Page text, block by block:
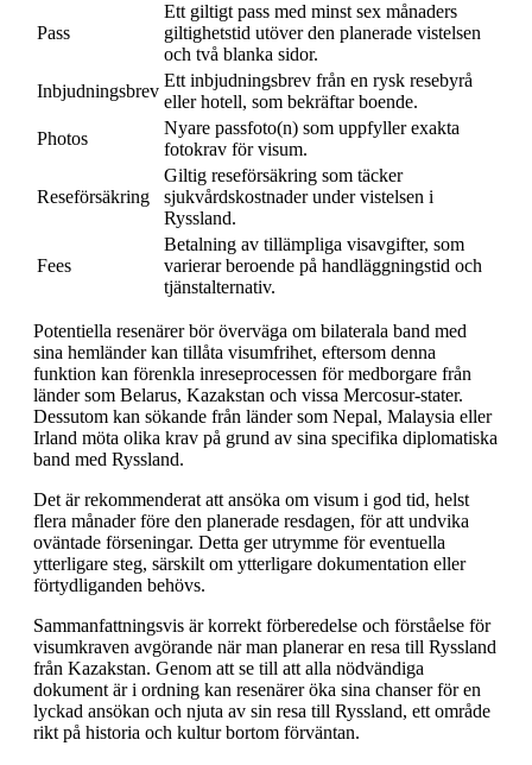
Pass
Ett giltigt pass med minst sex månaders
giltighetstid utöver den planerade vistelsen
och två blanka sidor.
Inbjudningsbrev
Ett inbjudningsbrev från en rysk resebyrå
eller hotell, som bekräftar boende.
Photos
Nyare passfoto(n) som uppfyller exakta
fotokrav för visum.
Reseförsäkring
Giltig reseförsäkring som täcker
sjukvårdskostnader under vistelsen i
Ryssland.
Fees
Betalning av tillämpliga visavgifter, som
varierar beroende på handläggningstid och
tjänstalternativ.
Potentiella resenärer bör överväga om bilaterala band med
sina hemländer kan tillåta visumfrihet, eftersom denna
funktion kan förenkla inreseprocessen för medborgare från
länder som Belarus, Kazakstan och vissa Mercosur-stater.
Dessutom kan sökande från länder som Nepal, Malaysia eller
Irland möta olika krav på grund av sina specifika diplomatiska
band med Ryssland.
Det är rekommenderat att ansöka om visum i god tid, helst
flera månader före den planerade resdagen, för att undvika
oväntade förseningar. Detta ger utrymme för eventuella
ytterligare steg, särskilt om ytterligare dokumentation eller
förtydliganden behövs.
Sammanfattningsvis är korrekt förberedelse och förståelse för
visumkraven avgörande när man planerar en resa till Ryssland
från Kazakstan. Genom att se till att alla nödvändiga
dokument är i ordning kan resenärer öka sina chanser för en
lyckad ansökan och njuta av sin resa till Ryssland, ett område
rikt på historia och kultur bortom förväntan.